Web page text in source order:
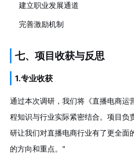
建立职业发展通道
完善激励机制
七、项目收获与反思
1.专业收获
通过本次调研，我们将《直播电商运
程知识与行业实际紧密结合。项目负
研让我们对直播电商行业有了更全面
的方向和重点。"